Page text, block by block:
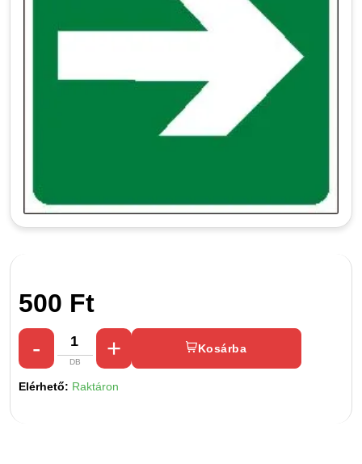
500 Ft
Kosárba
Elérhető: Raktáron